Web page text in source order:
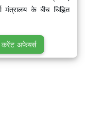
के बीच चिह्नित
अफेयर्स